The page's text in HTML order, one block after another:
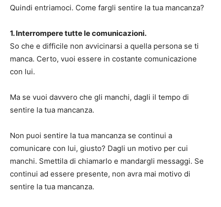
Quindi entriamoci. Come fargli sentire la tua mancanza?
1. Interrompere tutte le comunicazioni.
So che e difficile non avvicinarsi a quella persona se ti
manca. Certo, vuoi essere in costante comunicazione
con lui.
Ma se vuoi davvero che gli manchi, dagli il tempo di
sentire la tua mancanza.
Non puoi sentire la tua mancanza se continui a
comunicare con lui, giusto? Dagli un motivo per cui
manchi. Smettila di chiamarlo e mandargli messaggi. Se
continui ad essere presente, non avra mai motivo di
sentire la tua mancanza.